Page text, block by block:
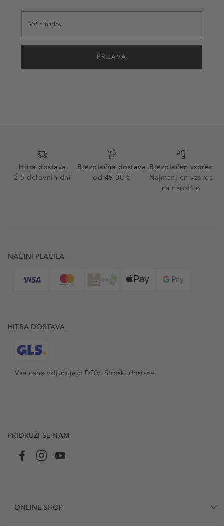
PRIJAVA
Hitra dostava
2-5 delovnih dni
Brezplačna dostava
od 49,00 €
Brezplačen vzorec
Najmanj en vzorec
na naročilo
NAČINI PLAČILA
HITRA DOSTAVA
Vse cene vključujejo DDV. Stroški dostave.
PRIDRUŽI SE NAM
ONLINE-SHOP